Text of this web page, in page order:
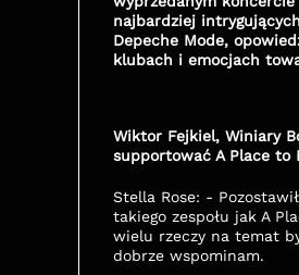
najbardziej
Depeche Mode,
klubach i emocjach
Wiktor Fejkiel, Winiary
supportować A Place to
Stella Rose: -
takiego zespołu jak A
wielu rzeczy na temat
dobrze wspominam.